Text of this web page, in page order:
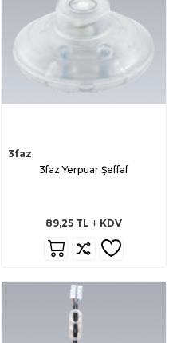
3faz
3faz Yerpuar Şeffaf
89,25 TL KDV